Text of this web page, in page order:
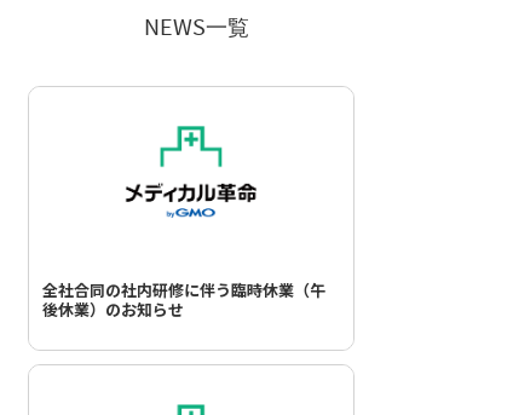
NEWS一覧
全社合同の社内研修に伴う臨時休業（午
後休業）のお知らせ